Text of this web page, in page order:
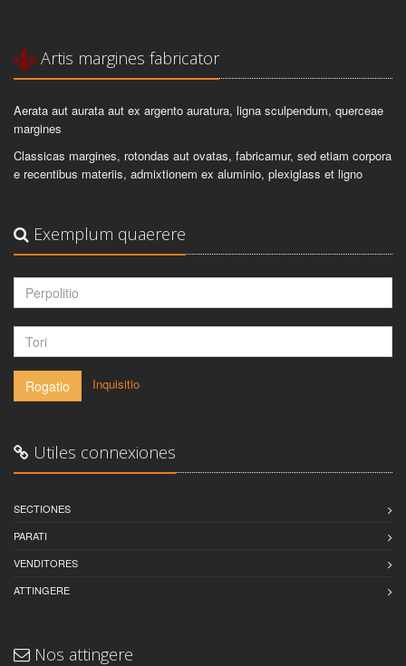
Artis margines fabricator
Aerata aut aurata aut ex argento auratura, ligna sculpendum, querceae
margines
Classicas margines, rotondas aut ovatas, fabricamur, sed etiam corpora
e recentibus materiis, admixtionem ex aluminio, plexiglass et ligno
Exemplum quaerere
Rogatio Inquisitio
Utiles connexiones
SECTIONES
PARATI
VENDITORES
ATTINGERE
Nos attingere